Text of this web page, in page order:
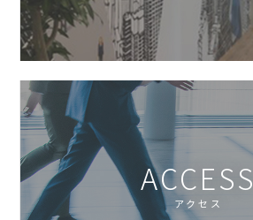
ACCESS
アクセス